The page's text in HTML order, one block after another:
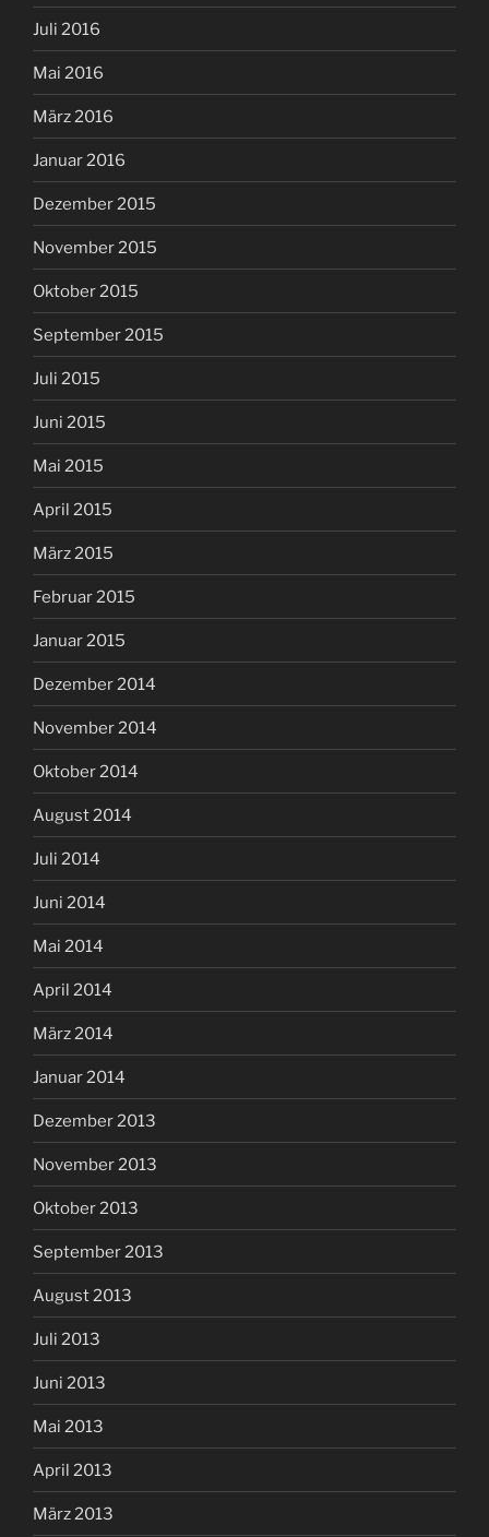
Juli 2016
Mai 2016
März 2016
Januar 2016
Dezember 2015
November 2015
Oktober 2015
September 2015
Juli 2015
Juni 2015
Mai 2015
April 2015
März 2015
Februar 2015
Januar 2015
Dezember 2014
November 2014
Oktober 2014
August 2014
Juli 2014
Juni 2014
Mai 2014
April 2014
März 2014
Januar 2014
Dezember 2013
November 2013
Oktober 2013
September 2013
August 2013
Juli 2013
Juni 2013
Mai 2013
April 2013
März 2013